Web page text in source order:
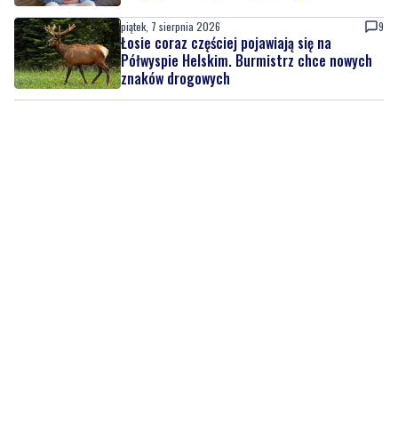
piątek, 7 sierpnia 2026 9
Łosie coraz częściej pojawiają się na
Półwyspie Helskim. Burmistrz chce nowych
znaków drogowych